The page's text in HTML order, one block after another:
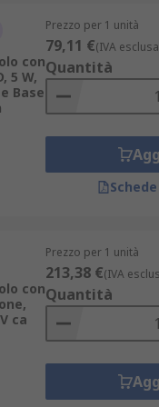
proprio spazio o
o da scrivania
è l'ideale in
lampadine a LED.
con
5 W,
Base
Prezzo per 1 unità
79,11 €(IVA
Quantità
con
ca
Prezzo per 1 unità
213,38 €(IVA
Quantità